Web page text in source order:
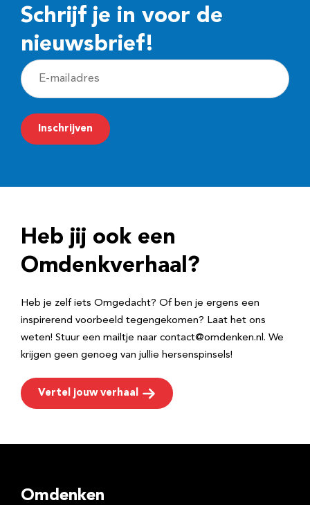
Schrijf je in voor de
nieuwsbrief!
E
-
m
a
r
e
Inschrijven
Heb jij ook een
Omdenkverhaal?
Heb je zelf iets Omgedacht? Of ben je ergens een
inspirerend voorbeeld tegengekomen? Laat het ons
weten! Stuur een mailtje naar contact@omdenken.nl. We
krijgen geen genoeg van jullie hersenspinsels!
Vertel jouw verhaal
Omdenken